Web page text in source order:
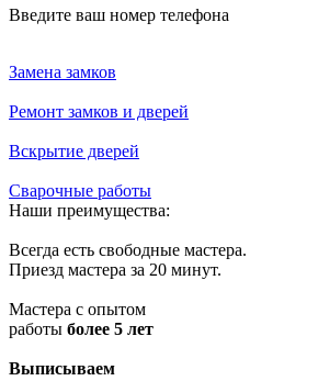
Введите ваш номер телефона
Замена замков
Ремонт замков и дверей
Вскрытие дверей
Сварочные работы
Наши преимущества:
Всегда есть свободные мастера.
Приезд мастера за 20 минут.
Мастера с опытом
работы более 5 лет
Выписываем